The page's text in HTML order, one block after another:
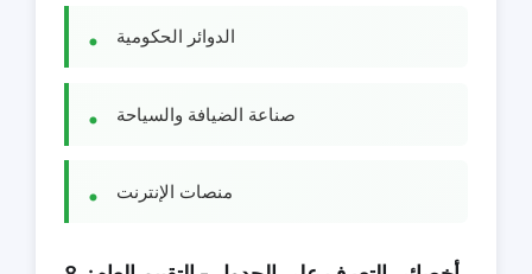
الدوائر الحكومية
صناعة الضيافة والسياحة
منصات الإنترنت